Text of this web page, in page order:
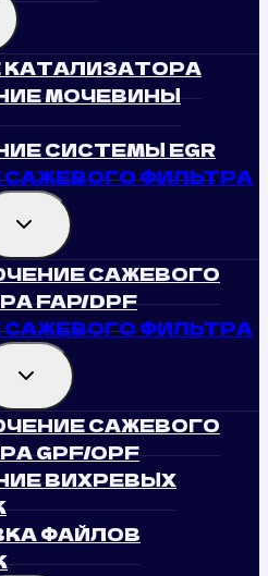
КАТАЛИЗАТОРА
МОЧЕВИНЫ
СИСТЕМЫ EGR
САЖЕВОГО ФИЛЬТРА
TOGGLE
CHILD
MENU
САЖЕВОГО
FAP/DPF
САЖЕВОГО ФИЛЬТРА
TOGGLE
CHILD
MENU
САЖЕВОГО
GPF/OPF
ВИХРЕВЫХ
ФАЙЛОВ